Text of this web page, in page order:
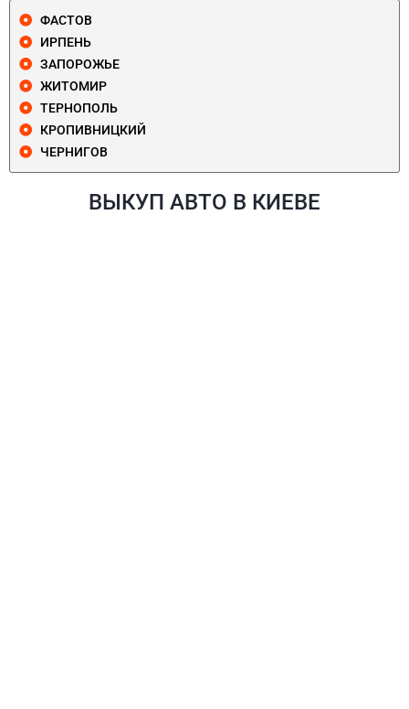
ФАСТОВ
ИРПЕНЬ
ЗАПОРОЖЬЕ
ЖИТОМИР
ТЕРНОПОЛЬ
КРОПИВНИЦКИЙ
ЧЕРНИГОВ
ВЫКУП АВТО В КИЕВЕ